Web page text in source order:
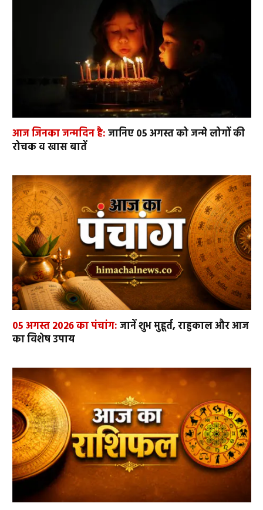
आज जिनका जन्मदिन है:जानिए 05 अगस्त को जन्मे लोगों की
रोचक व खास बातें
05 अगस्त 2026 का पंचांग:जानें शुभ मुहूर्त, राहुकाल और आज
का विशेष उपाय